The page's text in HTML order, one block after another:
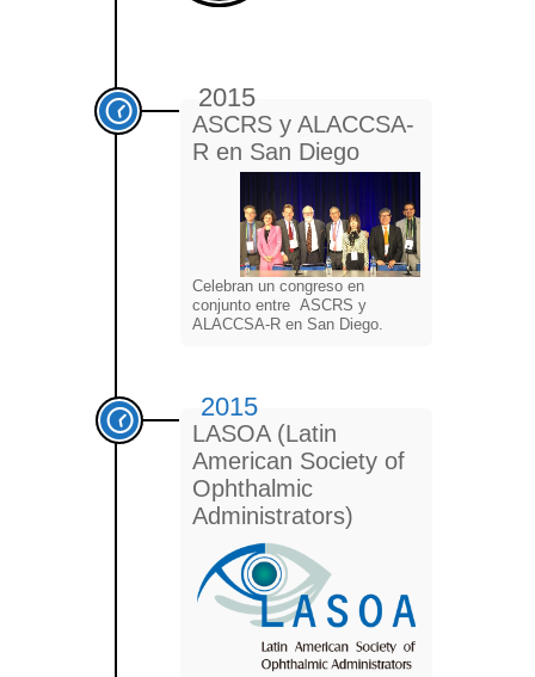
2015
ASCRS y ALACCSA-
R en San Diego
Celebran un congreso en
conjunto entre ASCRS y
ALACCSA-R en San Diego.
2015
LASOA (Latin
American Society of
Ophthalmic
Administrators)